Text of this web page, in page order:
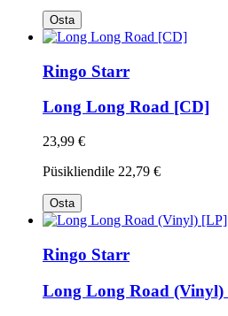
Osta
Ringo Starr
Long Long Road [CD]
23,99 €
Püsikliendile 22,79 €
Osta
Ringo Starr
Long Long Road